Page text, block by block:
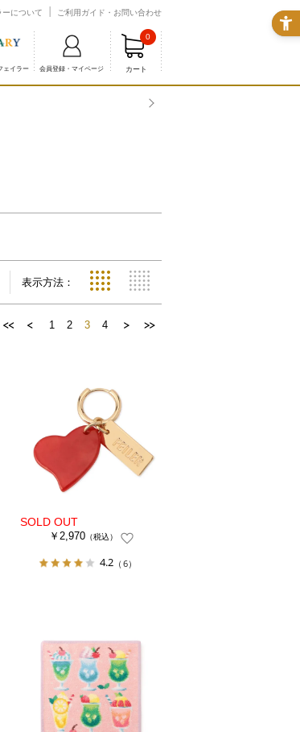
ーについて ご利用ガイド・お問い合わせ
ェイラー 会員登録・マイページ カート
0
表示方法：
1 2 3 4
￥2,970（税込）
4.2 （6）